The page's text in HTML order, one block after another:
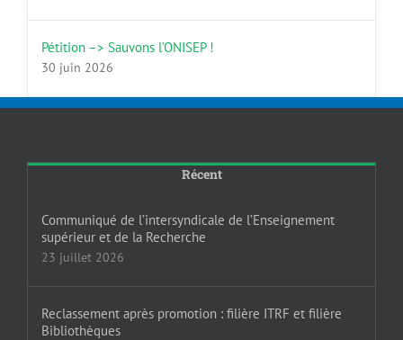
Pétition –> Sauvons l’ONISEP !
30 juin 2026
Récent
Communiqué de l’intersyndicale de l’Enseignement
supérieur et de la Recherche
23 juillet 2026
Reclassement après promotion : filière ITRF et filière
Bibliothèques